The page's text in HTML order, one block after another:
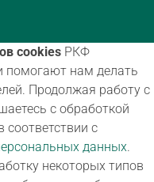
cookies РКФ
помогают нам делать
Продолжая работу с
с обработкой
с
данных.
некоторых типов